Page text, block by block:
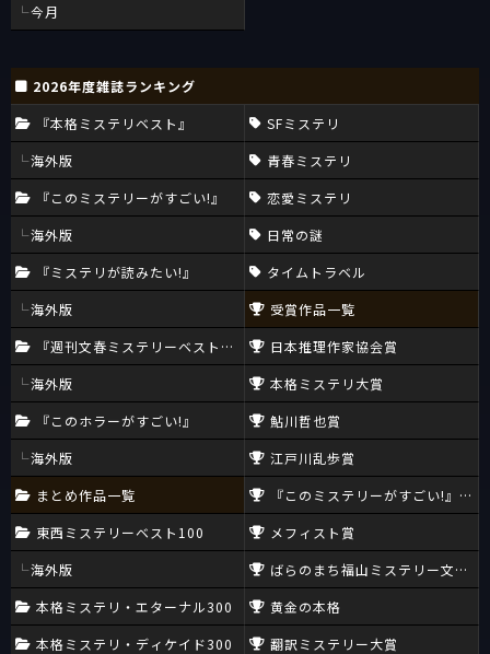
今月
2026年度雑誌ランキング
『本格ミステリベスト』
海外版
『このミステリーがすごい!』
海外版
『ミステリが読みたい!』
海外版
『週刊文春ミステリーベスト10』
海外版
『このホラーがすごい!』
海外版
まとめ作品一覧
東西ミステリーベスト100
海外版
本格ミステリ・エターナル300
本格ミステリ・ディケイド300
SFミステリ
青春ミステリ
恋愛ミステリ
日常の謎
タイムトラベル
受賞作品一覧
日本推理作家協会賞
本格ミステリ大賞
鮎川哲也賞
江戸川乱歩賞
『このミステリーがすごい!』大賞
メフィスト賞
ばらのまち福山ミステリー文学新
黄金の本格
翻訳ミステリー大賞